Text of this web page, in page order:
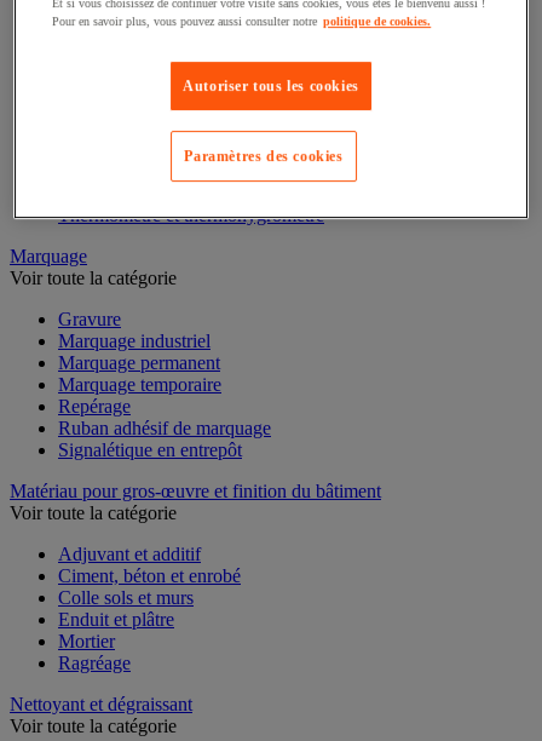
Instrument de mesure de laboratoire
Mesure de la vitesse
Mesure de l'environnement
Mesure d'électricité
Mesure du temps
Mesure et repère de chantier
Thermomètre et thermohygromètre
Marquage
Voir toute la catégorie
Gravure
Marquage industriel
Marquage permanent
Marquage temporaire
Repérage
Ruban adhésif de marquage
Signalétique en entrepôt
Matériau pour gros-œuvre et finition du bâtiment
Voir toute la catégorie
Adjuvant et additif
Ciment, béton et enrobé
Colle sols et murs
Enduit et plâtre
Mortier
Ragréage
Nettoyant et dégraissant
Voir toute la catégorie
Et si vous choisissez de continuer votre visite sans cookies, vous êtes le bienvenu aussi !
Pour en savoir plus, vous pouvez aussi consulter notre politique de cookies.
Autoriser tous les cookies
Paramètres des cookies